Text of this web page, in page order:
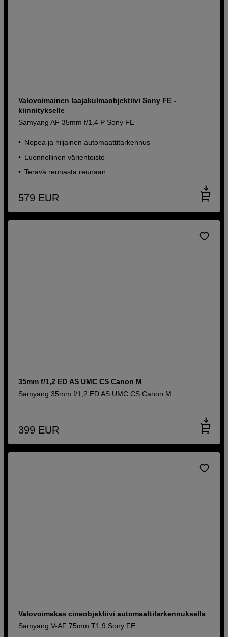
Valovoimainen laajakulmaobjektiivi Sony FE -
kiinnitykselle
Samyang AF 35mm f/1,4 P Sony FE
Nopea ja hiljainen automaattitarkennus
Luonnollinen värientoisto
Terävä reunasta reunaan
579 EUR
35mm f/1,2 ED AS UMC CS Canon M
Samyang 35mm f/1,2 ED AS UMC CS Canon M
399 EUR
Valovoimakas cineobjektiivi automaattitarkennuksella
Samyang V-AF 75mm T1,9 Sony FE